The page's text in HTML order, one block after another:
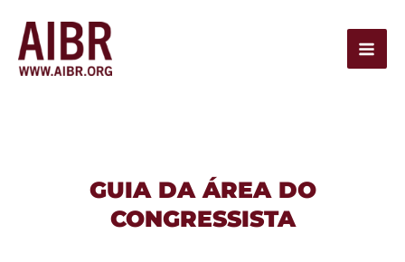
content
GUIA DA ÁREA DO
CONGRESSISTA